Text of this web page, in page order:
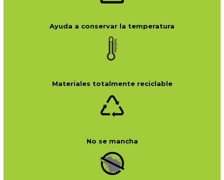
Ayuda a conservar la temperatura
Materiales totalmente reciclable
No se mancha